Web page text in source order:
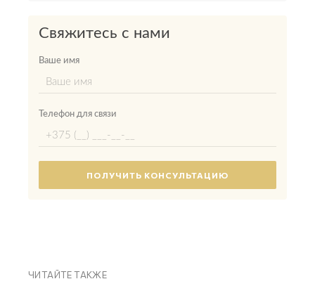
Свяжитесь с нами
Ваше имя
Телефон для связи
ЧИТАЙТЕ ТАКЖЕ